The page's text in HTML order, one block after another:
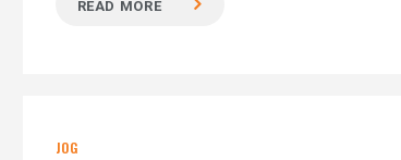
READ MORE
JOG